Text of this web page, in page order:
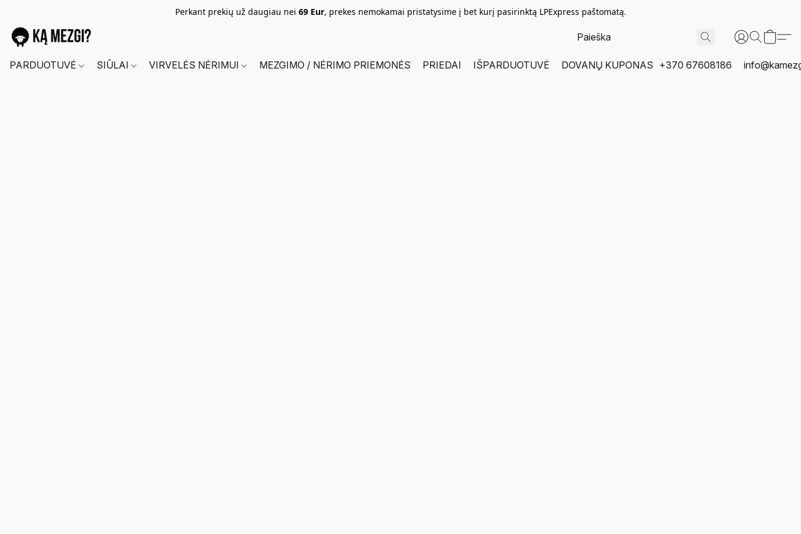
Perkant prekių už daugiau nei 69 Eur, prekes nemokamai pristatysime į bet kurį pasirinktą LPExpress paštomatą.
PARDUOTUVĖ SIŪLAI VIRVELĖS NĖRIMUI MEZGIMO / NĖRIMO PRIEMONĖS PRIEDAI IŠPARDUOTUVĖ DOVANŲ KUPONAS +370 67608186